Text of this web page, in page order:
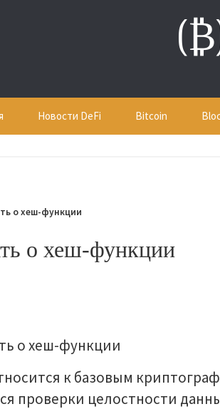
Новости DeFi Bitcoin
о хеш-функции
о хеш-функции
к базовым
проверки целостности